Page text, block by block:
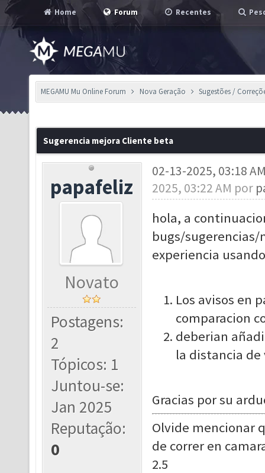
Home Forum Recentes
MEGAMU Mu Online Forum Nova Geração Sugestões /
Sugerencia mejora Cliente beta
papafeliz
Novato
Postagens:
2
Tópicos: 1
Juntou-se:
Jan 2025
Reputação:
0
02-13-2025, 03:18
2025, 03:22 AM por
hola, a
bugs/sugerencias/
experiencia
Los avisos en
comparacion
deberian
la distancia
Gracias por su
Olvide mencionar
de correr en
2.5